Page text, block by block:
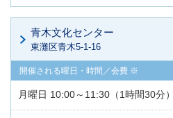
青木文化センター
東灘区青木5-1-16
月曜日 10:00～11:30（1時間30分）